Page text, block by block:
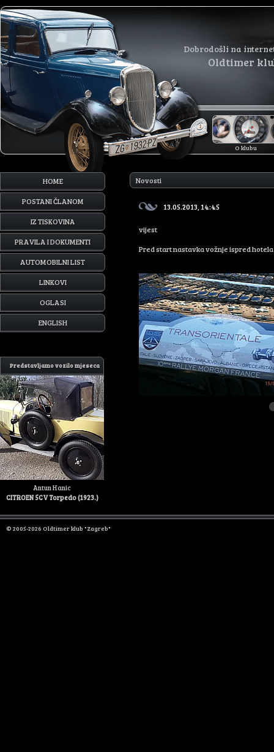
Dobrodošli na
Oldtimer
O klubu
HOME
POSTANI ČLANOM
IZ TISKOVINA
PRAVILA I DOKUMENTI
AUTOMOBILNI LIST
LINKOVI
OGLASI
ENGLISH
Predstavljamo vozilo mjeseca
Antun Hanic
CITROEN 5CV Torpedo (1923.)
Novosti
13.05.2013, 14:45
vijest
Pred start nastavka vožnje ispred
© 2005-2026 Oldtimer klub "Zagreb"